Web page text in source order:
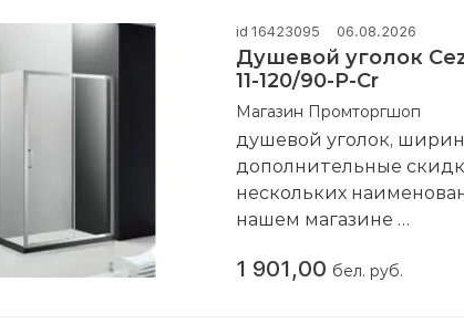
id 16423095 06.08.2026
Душевой уголок
11-120/90-P-Cr
Магазин Промторгшоп
душевой уголок,
дополнительные
нескольких
нашем магазине
1 901,00 бел. руб.